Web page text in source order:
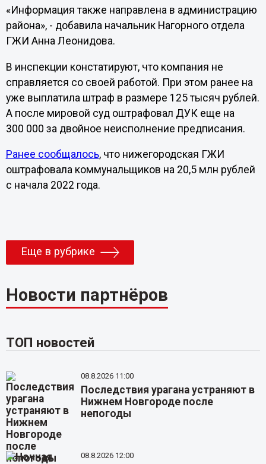
«Информация также направлена в администрацию
района», - добавила начальник Нагорного отдела
ГЖИ Анна Леонидова.
В инспекции констатируют, что компания не
справляется со своей работой. При этом ранее на
уже выплатила штраф в размере 125 тысяч рублей.
А после мировой суд оштрафовал ДУК еще на
300 000 за двойное неисполнение предписания.
Ранее сообщалось, что нижегородская ГЖИ
оштрафовала коммунальщиков на 20,5 млн рублей
с начала 2022 года.
Еще в рубрике
Новости партнёров
ТОП новостей
08.8.2026 11:00
Последствия урагана устраняют в
Нижнем Новгороде после
непогоды
08.8.2026 12:00